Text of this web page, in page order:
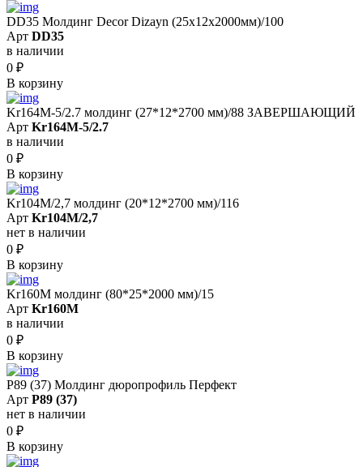
DD35 Молдинг Decor Dizayn (25x12x2000мм)/100
Арт DD35
в наличии
0 ₽
В корзину
Kr164M-5/2.7 молдинг (27*12*2700 мм)/88 ЗАВЕРШАЮЩИЙ
Арт Kr164M-5/2.7
в наличии
0 ₽
В корзину
Kr104M/2,7 молдинг (20*12*2700 мм)/116
Арт Kr104M/2,7
нет в наличии
0 ₽
В корзину
Kr160M молдинг (80*25*2000 мм)/15
Арт Kr160M
в наличии
0 ₽
В корзину
P89 (37) Молдинг дюропрофиль Перфект
Арт P89 (37)
нет в наличии
0 ₽
В корзину